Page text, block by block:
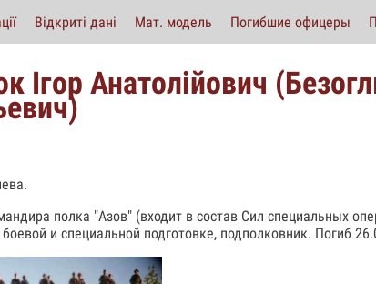
Відкриті дані Мат. модель Погибшие офицеры
Ігор Анатолійович
полка "Азов" (входит в состав Сил специальных
и специальной подготовке, подполковник. Погиб